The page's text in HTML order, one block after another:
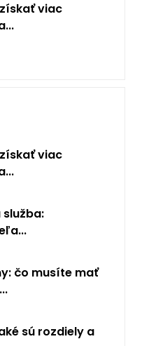
viac
viac
čo musíte mať
sú rozdiely a